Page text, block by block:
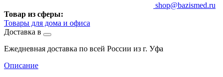
shop@bazismed.ru
Товар из сферы:
Товары для дома и офиса
Доставка в
Ежедневная доставка по всей России из г. Уфа
Описание